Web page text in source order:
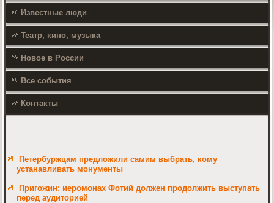
Известные люди
Театр, кино, музыка
Новое в России
Все события
Контакты
Петербуржцам предложили самим выбрать, кому
устанавливать монументы
Пригожин: иеромонах Фотий должен продолжить выступать
перед аудиторией